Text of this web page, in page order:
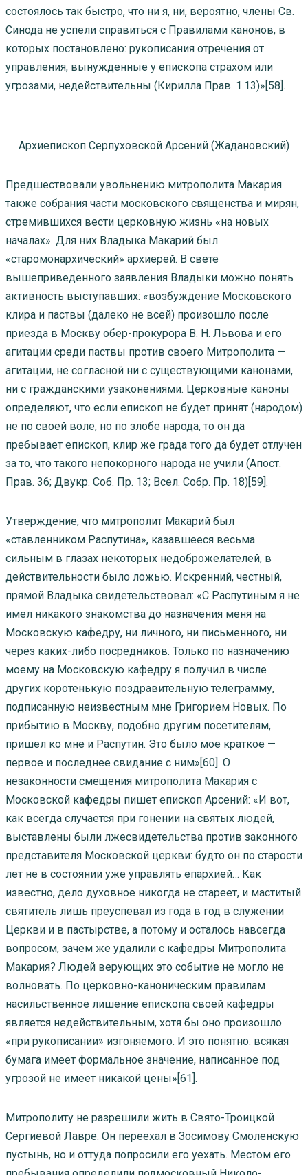
состоялось так быстро, что ни я, ни, вероятно, члены Св.
Синода не успели справиться с Правилами канонов, в
которых постановлено: рукописания отречения от
управления, вынужденные у епископа страхом или
угрозами, недействительны (Кирилла Прав. 1.13)»[58].
Архиепископ Серпуховской Арсений (Жадановский)
Предшествовали увольнению митрополита Макария
также собрания части московского священства и мирян,
стремившихся вести церковную жизнь «на новых
началах». Для них Владыка Макарий был
«старомонархический» архиерей. В свете
вышеприведенного заявления Владыки можно понять
активность выступавших: «возбуждение Московского
клира и паствы (далеко не всей) произошло после
приезда в Москву обер-прокурора В. Н. Львова и его
агитации среди паствы против своего Митрополита —
агитации, не согласной ни с существующими канонами,
ни с гражданскими узаконениями. Церковные каноны
определяют, что если епископ не будет принят (народом)
не по своей воле, но по злобе народа, то он да
пребывает епископ, клир же града того да будет отлучен
за то, что такого непокорного народа не учили (Апост.
Прав. 36; Двукр. Соб. Пр. 13; Всел. Собр. Пр. 18)[59].
Утверждение, что митрополит Макарий был
«ставленником Распутина», казавшееся весьма
сильным в глазах некоторых недоброжелателей, в
действительности было ложью. Искренний, честный,
прямой Владыка свидетельствовал: «С Распутиным я не
имел никакого знакомства до назначения меня на
Московскую кафедру, ни личного, ни письменного, ни
через каких-либо посредников. Только по назначению
моему на Московскую кафедру я получил в числе
других коротенькую поздравительную телеграмму,
подписанную неизвестным мне Григорием Новых. По
прибытию в Москву, подобно другим посетителям,
пришел ко мне и Распутин. Это было мое краткое —
первое и последнее свидание с ним»[60]. О
незаконности смещения митрополита Макария с
Московской кафедры пишет епископ Арсений: «И вот,
как всегда случается при гонении на святых людей,
выставлены были лжесвидетельства против законного
представителя Московской церкви: будто он по старости
лет не в состоянии уже управлять епархией… Как
известно, дело духовное никогда не стареет, и маститый
святитель лишь преуспевал из года в год в служении
Церкви и в пастырстве, а потому и осталось навсегда
вопросом, зачем же удалили с кафедры Митрополита
Макария? Людей верующих это событие не могло не
волновать. По церковно-каноническим правилам
насильственное лишение епископа своей кафедры
является недействительным, хотя бы оно произошло
«при рукописании» изгоняемого. И это понятно: всякая
бумага имеет формальное значение, написанное под
угрозой не имеет никакой цены»[61].
Митрополиту не разрешили жить в Свято-Троицкой
Сергиевой Лавре. Он переехал в Зосимову Смоленскую
пустынь, но и оттуда попросили его уехать. Местом его